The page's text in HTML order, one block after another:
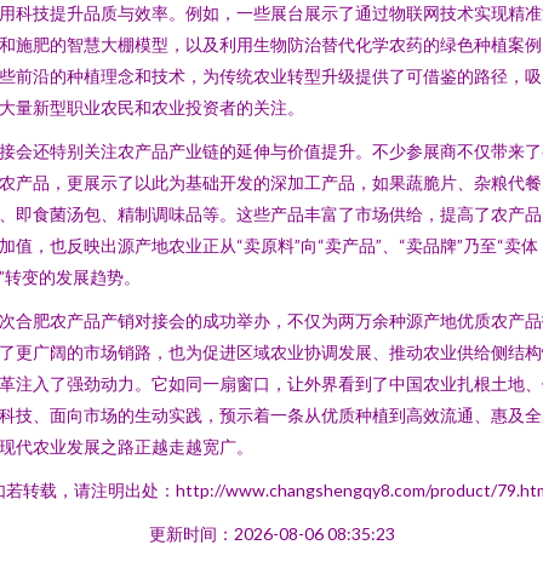
科技提升品质与效率。例如，一些展台展示了通过物联网技术实现精
施肥的智慧大棚模型，以及利用生物防治替代化学农药的绿色种植案
前沿的种植理念和技术，为传统农业转型升级提供了可借鉴的路径，
量新型职业农民和农业投资者的关注。
会还特别关注农产品产业链的延伸与价值提升。不少参展商不仅带来
产品，更展示了以此为基础开发的深加工产品，如果蔬脆片、杂粮代餐
即食菌汤包、精制调味品等。这些产品丰富了市场供给，提高了农产
值，也反映出源产地农业正从“卖原料”向“卖产品”、“卖品牌”乃至“卖体
转变的发展趋势。
合肥农产品产销对接会的成功举办，不仅为两万余种源产地优质农产
更广阔的市场销路，也为促进区域农业协调发展、推动农业供给侧结
注入了强劲动力。它如同一扇窗口，让外界看到了中国农业扎根土地
技、面向市场的生动实践，预示着一条从优质种植到高效流通、惠及
代农业发展之路正越走越宽广。
若转载，请注明出处：http://www.changshengqy8.com/product/
更新时间：2026-08-06 08:35:23